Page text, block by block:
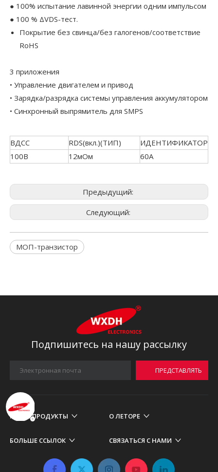
● 100% испытание лавинной энергии одним импульсом
● 100 % ΔVDS-тест.
Покрытие без свинца/без галогенов/соответствие
RoHS
3 приложения
• Управление двигателем и привод
• Зарядка/разрядка системы управления аккумулятором
• Синхронный выпрямитель для SMPS
ВДСС RDS(вкл.)(ТИП)
ИДЕНТИФИКАТОР
100В
12мОм 60А
Предыдущий:
Следующий:
МОП-транзистор
Подпишитесь на нашу рассылку
ПРЕДСТАВЛЯТЬ
НАШИ ПРОДУКТЫ О ЛЕТОРЕ
БОЛЬШЕ ССЫЛОК СВЯЗАТЬСЯ С НАМИ